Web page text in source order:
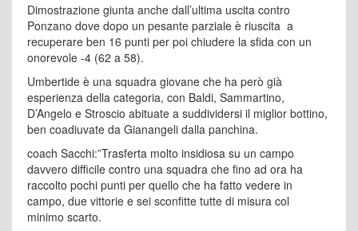
Dimostrazione giunta anche dall’ultima uscita contro
Ponzano dove dopo un pesante parziale è riuscita a
recuperare ben 16 punti per poi chiudere la sfida con un
onorevole -4 (62 a 58).
Umbertide è una squadra giovane che ha però già
esperienza della categoria, con Baldi, Sammartino,
D’Angelo e Stroscio abituate a suddividersi il miglior bottino,
ben coadiuvate da Gianangeli dalla panchina.
coach Sacchi:”Trasferta molto insidiosa su un campo
davvero difficile contro una squadra che fino ad ora ha
raccolto pochi punti per quello che ha fatto vedere in
campo, due vittorie e sei sconfitte tutte di misura col
minimo scarto.